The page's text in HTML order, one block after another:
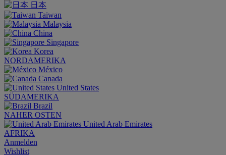
日本
Taiwan
Malaysia
China
Singapore
Korea
NORDAMERIKA
México
Canada
United States
SÜDAMERIKA
Brazil
NAHER OSTEN
United Arab Emirates
AFRIKA
Anmelden
Wishlist